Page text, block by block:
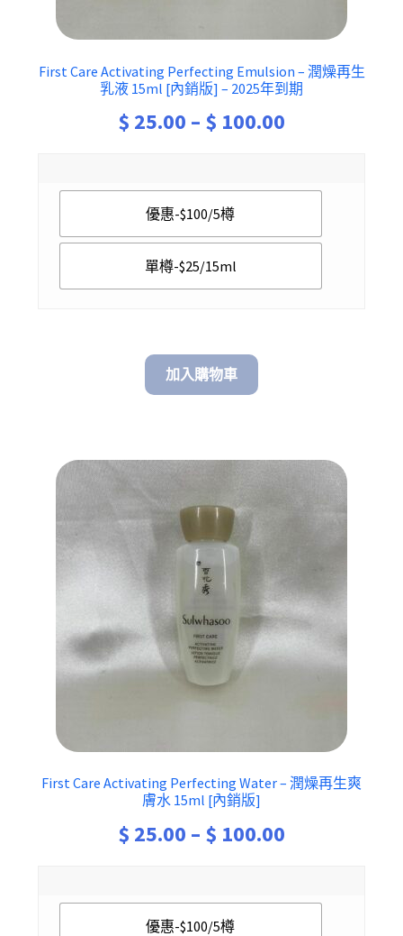
First Care Activating Perfecting Emulsion – 潤燥再生
乳液 15ml [內銷版] – 2025年到期
$ 25.00 – $ 100.00
$ 25.00
優惠-$100/5樽
單樽-$25/15ml
加入購物車
First Care Activating Perfecting Water – 潤燥再生爽
膚水 15ml [內銷版]
$ 25.00 – $ 100.00
$ 25.00
優惠-$100/5樽